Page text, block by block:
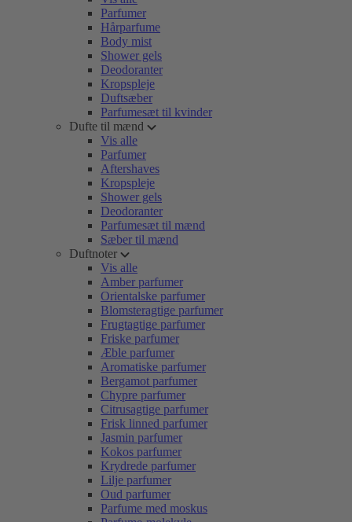
Parfumer
Hårparfume
Body mist
Shower gels
Deodoranter
Kropspleje
Duftsæber
Parfumesæt til kvinder
Dufte til mænd
Vis alle
Parfumer
Aftershaves
Kropspleje
Shower gels
Deodoranter
Parfumesæt til mænd
Sæber til mænd
Duftnoter
Vis alle
Amber parfumer
Orientalske parfumer
Blomsteragtige parfumer
Frugtagtige parfumer
Friske parfumer
Æble parfumer
Aromatiske parfumer
Bergamot parfumer
Chypre parfumer
Citrusagtige parfumer
Frisk linned parfumer
Jasmin parfumer
Kokos parfumer
Krydrede parfumer
Lilje parfumer
Oud parfumer
Parfume med moskus